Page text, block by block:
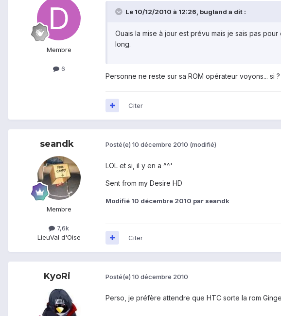
Membre
6
Le 10/12/2010 à 12:26, bugland a dit :
Ouais la mise à jour est prévu mais je sais pas
long.
Personne ne reste sur sa ROM opérateur voyons... si
Citer
seandk
Membre
7,6k
LieuVal d'Oise
Posté(e) 10 décembre 2010 (modifié)
LOL et si, il y en a ^^'
Sent from my Desire HD
Modifié 10 décembre 2010 par seandk
Citer
KyoRi Posté(e) 10 décembre 2010
Perso, je préfère attendre que HTC sorte la rom